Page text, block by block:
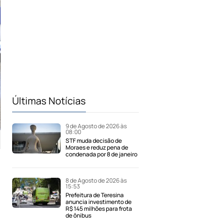
Últimas Notícias
9 de Agosto de 2026 às
08:00
STF muda decisão de
Moraes e reduz pena de
condenada por 8 de janeiro
8 de Agosto de 2026 às
15:53
Prefeitura de Teresina
anuncia investimento de
R$ 145 milhões para frota
de ônibus